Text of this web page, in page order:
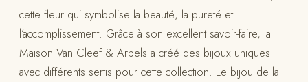
cette fleur qui symbolise la beauté, la pureté et
l’accomplissement. Grâce à son excellent savoir-faire, la
Maison Van Cleef & Arpels a créé des bijoux uniques
avec différents sertis pour cette collection. Le bijou de la